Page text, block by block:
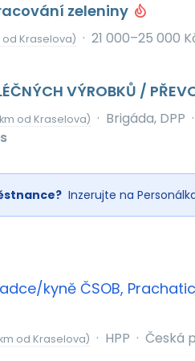
zeleniny
od Kraselova) · 21 000–25 000
VÝROBKŮ /
od Kraselova) · Brigáda, DPP ·
Inzerujte na
kyně ČSOB, Prachatice,
od Kraselova) · HPP · Česká